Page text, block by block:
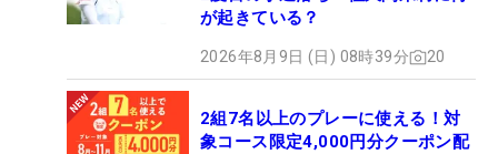
が起きている？
2026年8月9日 (日) 08時39分 20
2組7名以上のプレーに使える！対
象コース限定4,000円分クーポン配